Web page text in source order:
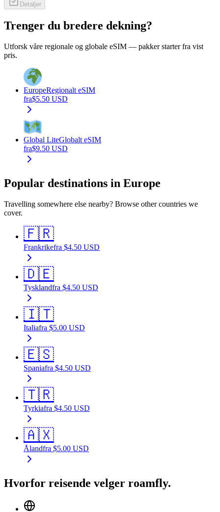
Detaljer
Trenger du bredere dekning?
Utforsk våre regionale og globale eSIM — pakker starter fra vist
pris.
EuropeRegionalt eSIM
fra$5.50 USD
Global LiteGlobalt eSIM
fra$9.50 USD
Popular destinations in Europe
Travelling somewhere else nearby? Browse other countries we
cover.
🇫🇷
Frankrikefra $4.50 USD
🇩🇪
Tysklandfra $4.50 USD
🇮🇹
Italiafra $5.00 USD
🇪🇸
Spaniafra $4.50 USD
🇹🇷
Tyrkiafra $4.50 USD
🇦🇽
Ålandfra $5.00 USD
Hvorfor reisende velger roamfly.